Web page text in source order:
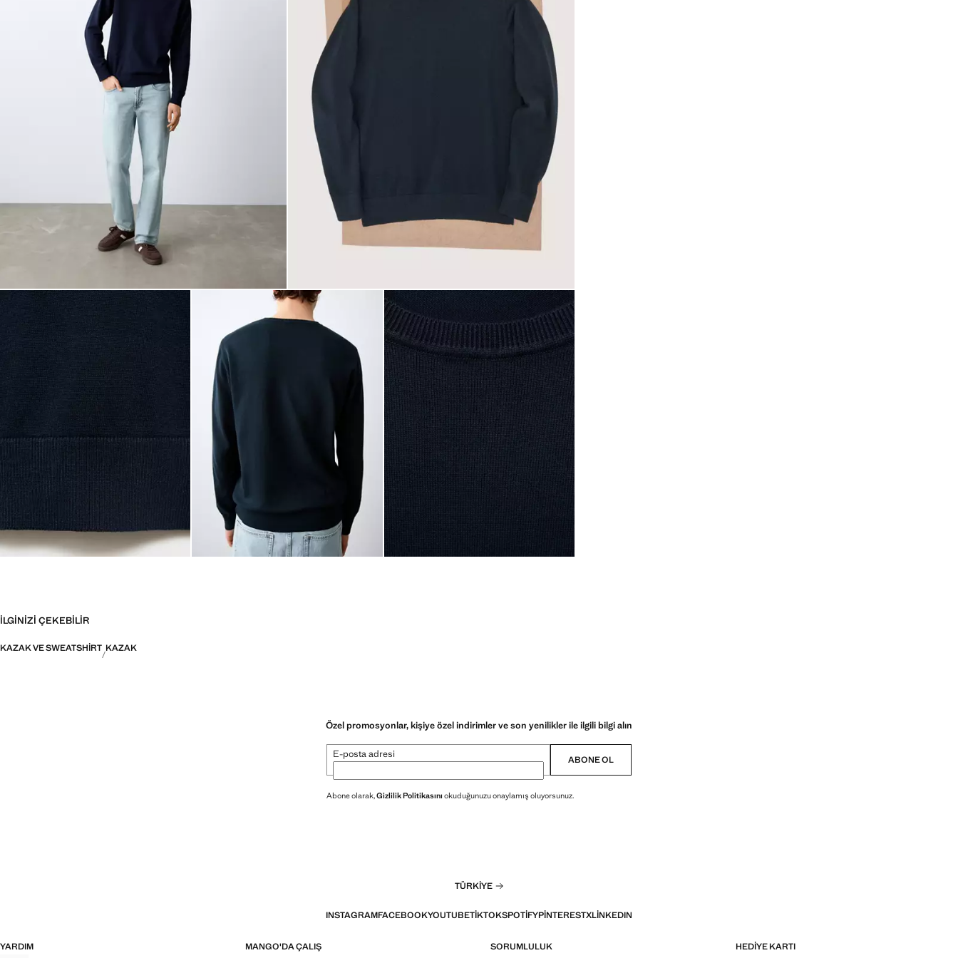
İLGINIZI ÇEKEBILIR
KAZAK VE SWEATSHIRT KAZAK
Özel promosyonlar, kişiye özel indirimler ve son yenilikler ile ilgili bilgi alın
E-posta adresi ABONE OL
Abone olarak,Gizlilik Politikasını okuduğunuzu onaylamış oluyorsunuz.
TÜRKIYE
INSTAGRAMFACEBOOKYOUTUBETIKTOKSPOTIFYPINTERESTXLINKEDIN
YARDIM MANGO'DA ÇALIŞ SORUMLULUK HEDIYE KARTI